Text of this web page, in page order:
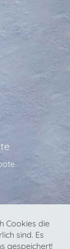
Cookies die
sind. Es
gespeichert!